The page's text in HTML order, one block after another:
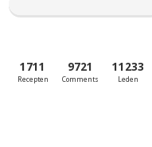
1711
Recepten
9721
Comments
11233
Leden